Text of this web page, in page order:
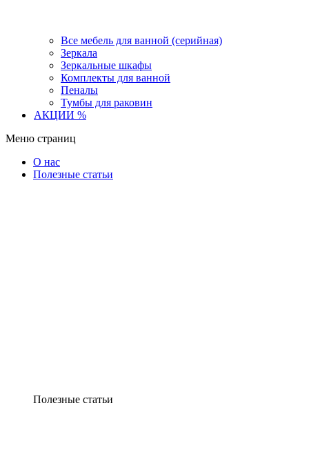
Все мебель для ванной (серийная)
Зеркала
Зеркальные шкафы
Комплекты для ванной
Пеналы
Тумбы для раковин
АКЦИИ %
Меню страниц
О нас
Полезные статьи
Полезные статьи